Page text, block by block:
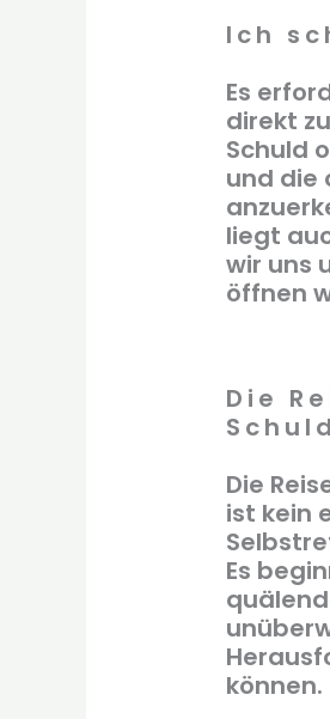
Ich
Es
direkt
Schuld
und die
liegt
wir uns
öffnen
Die
Die
ist kein
Es
können.